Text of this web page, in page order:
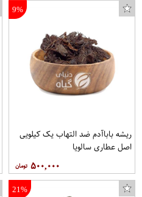
9%
ریشه باباآدم ضد التهاب یک کیلویی
اصل عطاری سالویا
۵۰۰,۰۰۰
21%